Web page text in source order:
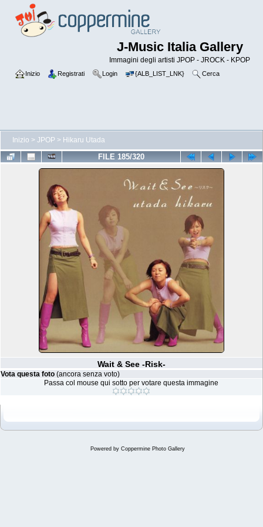
J-Music Italia Gallery
Immagini degli artisti JPOP - JROCK - KPOP
Inizio Registrati Login {ALB_LIST_LNK} Cerca
Inizio > JPOP > Hikaru Utada
FILE 185/320
Wait & See -Risk-
Vota questa foto (ancora senza voto)
Passa col mouse qui sotto per votare questa immagine
Powered by Coppermine Photo Gallery